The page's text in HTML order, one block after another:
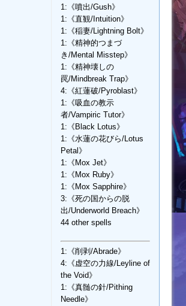
1:《噴出/Gush》
1:《直観/Intuition》
1:《稲妻/Lightning Bolt》
1:《精神的つまづ
き/Mental Misstep》
1:《精神壊しの
罠/Mindbreak Trap》
4:《紅蓮破/Pyroblast》
1:《吸血の教示
者/Vampiric Tutor》
1:《Black Lotus》
1:《水蓮の花びら/Lotus
Petal》
1:《Mox Jet》
1:《Mox Ruby》
1:《Mox Sapphire》
3:《死の国からの脱
出/Underworld Breach》
44 other spells
1:《削剥/Abrade》
4:《虚空の力線/Leyline of
the Void》
1:《真髄の針/Pithing
Needle》